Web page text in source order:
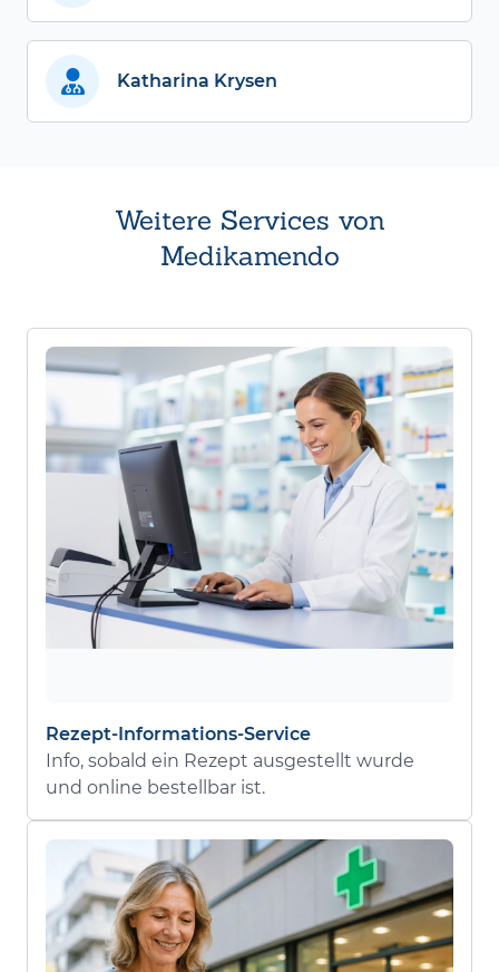
Katharina Krysen
Weitere Services von
Medikamendo
Rezept-Informations-Service
Info, sobald ein Rezept ausgestellt wurde
und online bestellbar ist.